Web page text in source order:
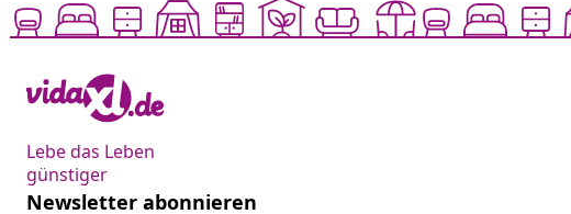
Lebe das Leben
günstiger
Newsletter abonnieren